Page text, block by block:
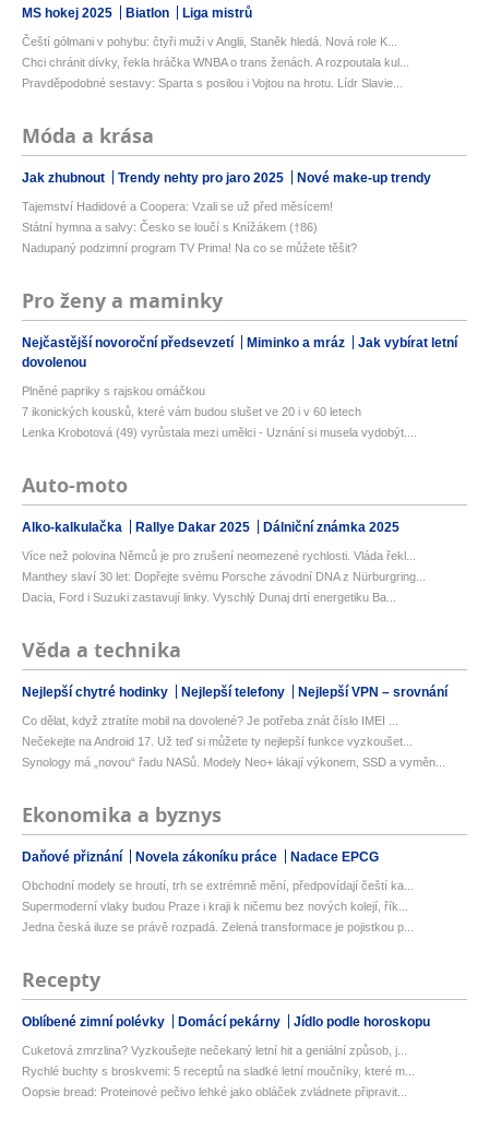
MS hokej 2025 Biatlon Liga mistrů
Čeští gólmani v pohybu: čtyři muži v Anglii, Staněk hledá. Nová role K...
Chci chránit dívky, řekla hráčka WNBA o trans ženách. A rozpoutala kul...
Pravděpodobné sestavy: Sparta s posilou i Vojtou na hrotu. Lídr Slavie...
Móda a krása
Jak zhubnout Trendy nehty pro jaro 2025 Nové make-up trendy
Tajemství Hadidové a Coopera: Vzali se už před měsícem!
Státní hymna a salvy: Česko se loučí s Knížákem (†86)
Nadupaný podzimní program TV Prima! Na co se můžete těšit?
Pro ženy a maminky
Nejčastější novoroční předsevzetí Miminko a mráz
Jak vybírat letní
dovolenou
Plněné papriky s rajskou omáčkou
7 ikonických kousků, které vám budou slušet ve 20 i v 60 letech
Lenka Krobotová (49) vyrůstala mezi umělci - Uznání si musela vydobýt....
Auto-moto
Alko-kalkulačka Rallye Dakar 2025 Dálniční známka 2025
Více než polovina Němců je pro zrušení neomezené rychlosti. Vláda řekl...
Manthey slaví 30 let: Dopřejte svému Porsche závodní DNA z Nürburgring...
Dacia, Ford i Suzuki zastavují linky. Vyschlý Dunaj drtí energetiku Ba...
Věda a technika
Nejlepší chytré hodinky Nejlepší telefony Nejlepší VPN – srovnání
Co dělat, když ztratíte mobil na dovolené? Je potřeba znát číslo IMEI ...
Nečekejte na Android 17. Už teď si můžete ty nejlepší funkce vyzkoušet...
Synology má „novou“ řadu NASů. Modely Neo+ lákají výkonem, SSD a vyměn...
Ekonomika a byznys
Daňové přiznání Novela zákoníku práce Nadace EPCG
Obchodní modely se hroutí, trh se extrémně mění, předpovídají čeští ka...
Supermoderní vlaky budou Praze i kraji k ničemu bez nových kolejí, řík...
Jedna česká iluze se právě rozpadá. Zelená transformace je pojistkou p...
Recepty
Oblíbené zimní polévky Domácí pekárny Jídlo podle horoskopu
Cuketová zmrzlina? Vyzkoušejte nečekaný letní hit a geniální způsob, j...
Rychlé buchty s broskvemi: 5 receptů na sladké letní moučníky, které m...
Oopsie bread: Proteinové pečivo lehké jako obláček zvládnete připravit...